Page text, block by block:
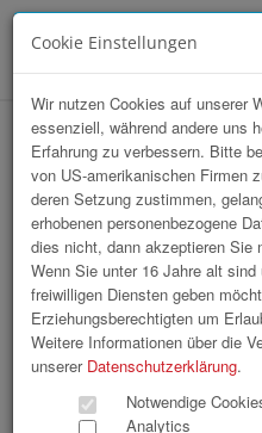
hr-lounge Ost zu
Bank AG
Cookie Einstellungen
Wir nutzen Cookies auf unserer
essenziell, während andere uns
Erfahrung zu verbessern. Bitte
von US-amerikanischen Firmen
deren Setzung zustimmen,
erhobenen personenbezogene
dies nicht, dann akzeptieren Sie
Wenn Sie unter 16 Jahre alt
freiwilligen Diensten geben
Erziehungsberechtigten um
Weitere Informationen über die
unserer Datenschutzerklärung.
Notwendige
Analytics